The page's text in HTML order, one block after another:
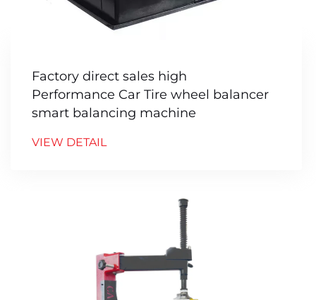
Factory direct sales high
Performance Car Tire wheel balancer
smart balancing machine
VIEW DETAIL